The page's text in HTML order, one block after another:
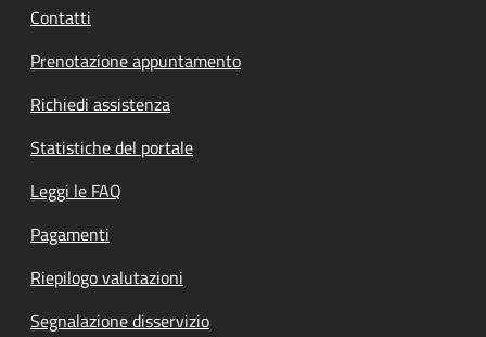
Contatti
Prenotazione appuntamento
Richiedi assistenza
Statistiche del portale
Leggi le FAQ
Pagamenti
Riepilogo valutazioni
Segnalazione disservizio